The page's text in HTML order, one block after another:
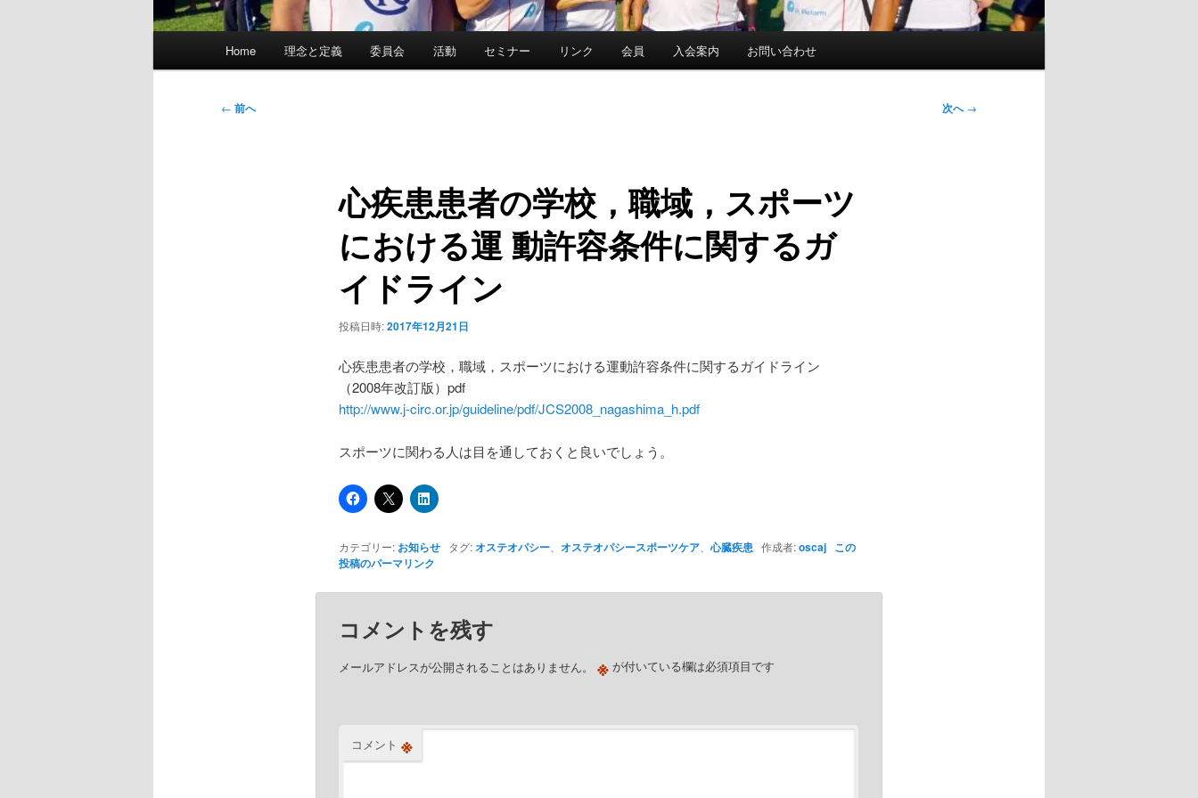
Home 理念と定義 委員会 活動 セミナー リンク 会員 入会案内 お問い合わせ
投
← 前へ 次へ→
心疾患患者の学校，職域，スポーツ
における運 動許容条件に関するガ
イドライン
投稿日時:2017年12月21日
心疾患患者の学校，職域，スポーツにおける運動許容条件に関するガイドライン
（2008年改訂版）pdf
http://www.j-circ.or.jp/guideline/pdf/JCS2008_nagashima_h.pdf
スポーツに関わる人は目を通しておくと良いでしょう。
カテゴリー: お知らせタグ:オステオパシー、 オステオパシースポーツケア、心臓疾患 作成者:oscaj この
投稿のパーマリンク
コメントを残す
メールアドレスが公開されることはありません。 ※が付いている欄は必須項目です
コメント ※